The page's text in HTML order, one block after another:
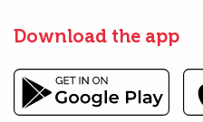
Download the app